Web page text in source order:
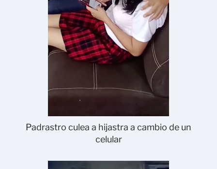
Padrastro culea a hijastra a cambio de un
celular